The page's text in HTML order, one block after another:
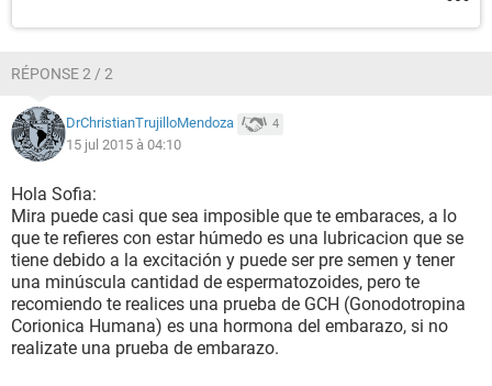
RÉPONSE 2 / 2
DrChristianTrujilloMendoza 4
15 jul 2015 à 04:10
Hola Sofia:
Mira puede casi que sea imposible que te embaraces, a lo
que te refieres con estar húmedo es una lubricacion que se
tiene debido a la excitación y puede ser pre semen y tener
una minúscula cantidad de espermatozoides, pero te
recomiendo te realices una prueba de GCH (Gonodotropina
Corionica Humana) es una hormona del embarazo, si no
realizate una prueba de embarazo.